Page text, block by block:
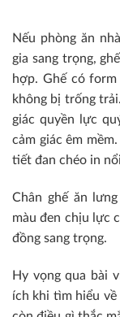
Nếu phòng ăn
gia sang trọng,
hợp. Ghế có
không bị trống
giác quyền lực
cảm giác êm
tiết đan chéo in
Chân ghế ăn
màu đen chịu lực
đồng sang trọng.
Hy vọng qua bài
ích khi tìm hiểu về